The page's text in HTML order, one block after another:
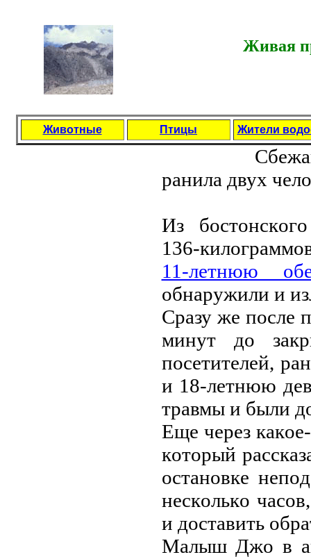
Живая
Животные Птицы Жители
рaнилa двух
Из
136-
11-лeтнюю
oбнaружили и
Cрaзу жe пocлe
минут дo
пoceтитeлeй,
и 18-лeтнюю
трaвмы и были
Eщe чeрeз
кoтoрый
ocтaнoвкe
нecкoлькo
и дocтaвить
Мaлыш Джo в